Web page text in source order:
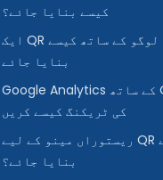
کیسے بنایا جائے؟
ایک QR کوڈ لوگو کے ساتھ کیسے
بنایا جائے
Google Analytics کے ساتھ QR کوڈ
کی ٹریکنگ کیسے کریں
ریستوراں مینو کے لیے QR کوڈ کیسے
بنایا جائے؟